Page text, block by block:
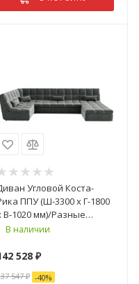
Угловой Коста-
ППУ (Ш-3300 х Г-1800
В-1020 мм)/Разные
В наличии
528₽
547₽ -40%